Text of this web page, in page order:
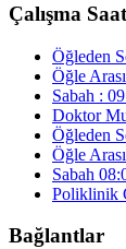
Çalışma
Öğleden
Öğle
Sabah :
Doktor
Öğleden
Öğle
Sabah
Poliklinik
Bağlantlar